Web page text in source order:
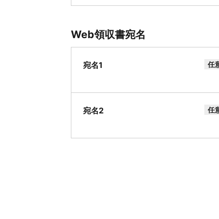
Web領収書宛名
宛名1 任
宛名2 任